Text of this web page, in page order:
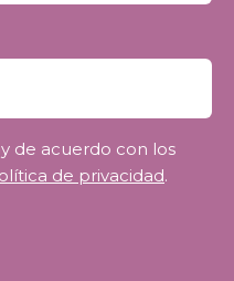
de acuerdo con los
de privacidad.